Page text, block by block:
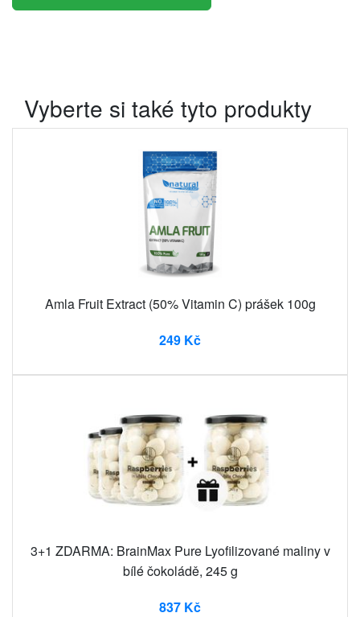
Vyberte si také tyto produkty
Amla Fruit Extract (50% Vitamin C) prášek 100g
249 Kč
3+1 ZDARMA: BrainMax Pure Lyofilizované maliny v
bílé čokoládě, 245 g
837 Kč